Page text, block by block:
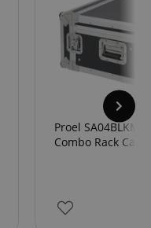
Proel SA04BLKM
Combo Rack Case